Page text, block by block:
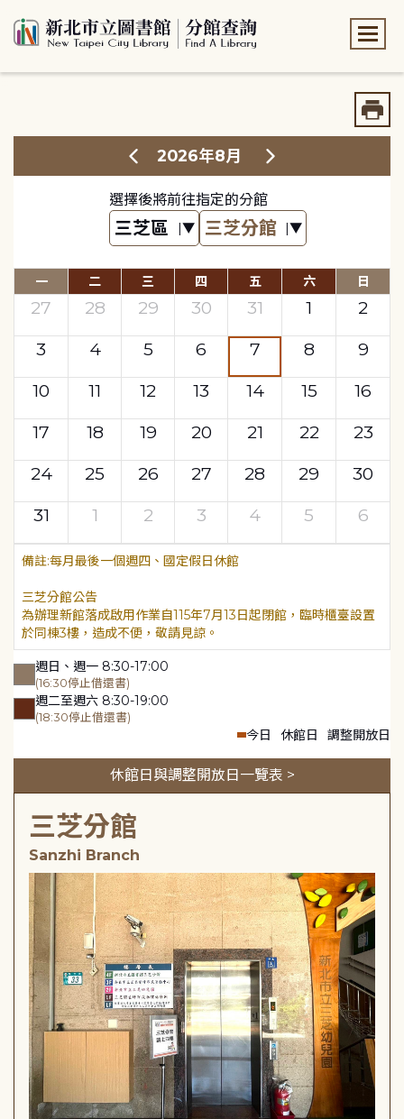
2026年8月
選擇後將前往指定的分館
一 二 三 四 五 六 日
27 28 29 30 31 1
2
3
4 5 6 7 8
9
10
11 12 13 14 15
16
17
18 19 20 21 22
23
24
25 26 27 28 29
30
31
1 2 3 4 5 6
每月最後一個週四、國定假日休館
三芝分館公告
為辦理新館落成啟用作業自115年7月13日起閉館，臨時櫃臺設置
於同棟3樓，造成不便，敬請見諒。
週日、週一 8:30-17:00
(16:30停止借還書)
週二至週六 8:30-19:00
(18:30停止借還書)
今日 休館日 調整開放日
休館日與調整開放日一覽表 >
三芝分館
Sanzhi Branch